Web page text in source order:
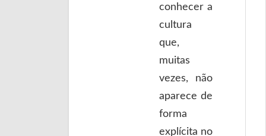
conhecer a
cultura
que,
muitas
vezes, não
aparece de
forma
explícita no